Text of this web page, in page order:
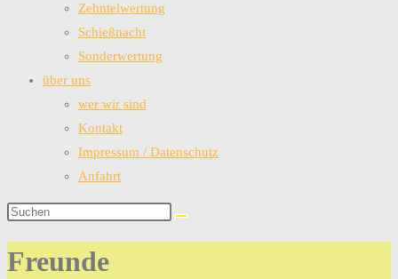
Zehntelwertung
Schießnacht
Sonderwertung
über uns
wer wir sind
Kontakt
Impressum / Datenschutz
Anfahrt
Freunde